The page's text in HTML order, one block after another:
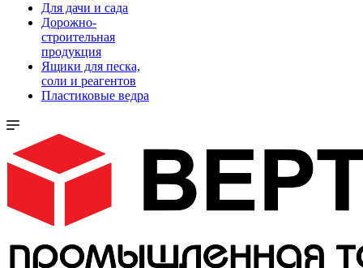
Для дачи и сада
Дорожно-
строительная
продукция
Ящики для песка,
соли и реагентов
Пластиковые ведра